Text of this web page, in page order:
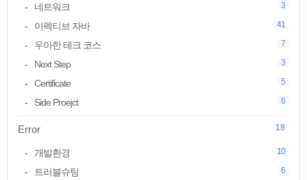
네트워크 3
이펙티브 자바 41
우아한 테크 코스 7
Next Step 3
Certificate 5
Side Proejct 6
Error 18
개발환경 10
트러블슈팅 6